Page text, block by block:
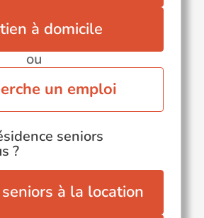
à domicile
ou
un emploi
seniors
?
à la location